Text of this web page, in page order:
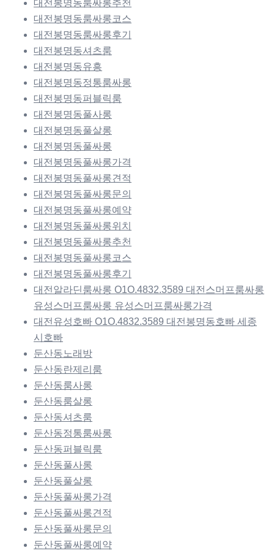
대전봉명동룸싸롱추천
대전봉명동룸싸롱코스
대전봉명동룸싸롱후기
대전봉명동셔츠룸
대전봉명동유흥
대전봉명동정통룸싸롱
대전봉명동퍼블릭룸
대전봉명동풀사롱
대전봉명동풀살롱
대전봉명동풀싸롱
대전봉명동풀싸롱가격
대전봉명동풀싸롱견적
대전봉명동풀싸롱문의
대전봉명동풀싸롱예약
대전봉명동풀싸롱위치
대전봉명동풀싸롱추천
대전봉명동풀싸롱코스
대전봉명동풀싸롱후기
대전알라딘룸싸롱 O1O.4832.3589 대전스머프룸싸롱
유성스머프룸싸롱 유성스머프룸싸롱가격
대전유성호빠 O1O.4832.3589 대전봉명동호빠 세종
시호빠
둔산동노래방
둔산동란제리룸
둔산동룸사롱
둔산동룸살롱
둔산동셔츠룸
둔산동정통룸싸롱
둔산동퍼블릭룸
둔산동풀사롱
둔산동풀살롱
둔산동풀싸롱가격
둔산동풀싸롱견적
둔산동풀싸롱문의
둔산동풀싸롱예약